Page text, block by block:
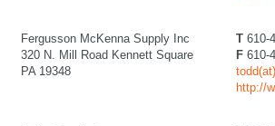
Fergusson McKenna Supply Inc
320 N. Mill Road Kennett Square
PA 19348
T 610-
F 610-
http://